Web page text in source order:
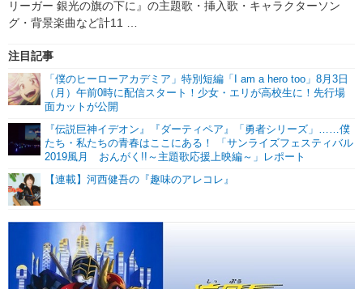
リーガー 銀光の旗の下に』の主題歌・挿入歌・キャラクターソン
グ・背景楽曲など計11 …
注目記事
「僕のヒーローアカデミア」特別短編「I am a hero too」8月3日
（月）午前0時に配信スタート！少女・エリが高校生に！先行場
面カットが公開
『伝説巨神イデオン』『ダーティペア』「勇者シリーズ」……僕
たち・私たちの青春はここにある！ 「サンライズフェスティバル
2019風月 おんがく!!～主題歌応援上映編～」レポート
【連載】河西健吾の『趣味のアレコレ』